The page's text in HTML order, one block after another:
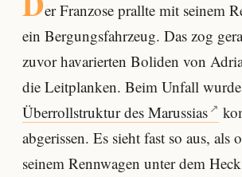
er Franzose prallte mit seinem
ein Bergungsfahrzeug. Das zog
zuvor havarierten Boliden von
die Leitplanken. Beim Unfall
Überrollstruktur des Marussias
abgerissen. Es sieht fast so aus,
seinem Rennwagen unter dem